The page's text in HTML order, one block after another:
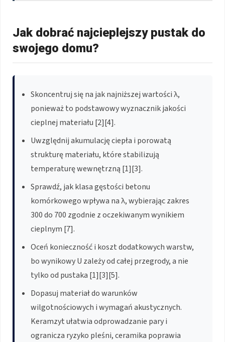
Jak dobrać najcieplejszy pustak do
swojego domu?
Skoncentruj się na jak najniższej wartości λ,
ponieważ to podstawowy wyznacznik jakości
cieplnej materiału [2][4].
Uwzględnij akumulację ciepła i porowatą
strukturę materiału, które stabilizują
temperaturę wewnętrzną [1][3].
Sprawdź, jak klasa gęstości betonu
komórkowego wpływa na λ, wybierając zakres
300 do 700 zgodnie z oczekiwanym wynikiem
cieplnym [7].
Oceń konieczność i koszt dodatkowych warstw,
bo wynikowy U zależy od całej przegrody, a nie
tylko od pustaka [1][3][5].
Dopasuj materiał do warunków
wilgotnościowych i wymagań akustycznych.
Keramzyt ułatwia odprowadzanie pary i
ogranicza ryzyko pleśni, ceramika poprawia